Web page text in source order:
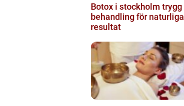
Botox i stockholm trygg
behandling för naturliga
resultat